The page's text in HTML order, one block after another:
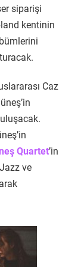
siparişi
kentinin
Caz
Quartet’in
ve